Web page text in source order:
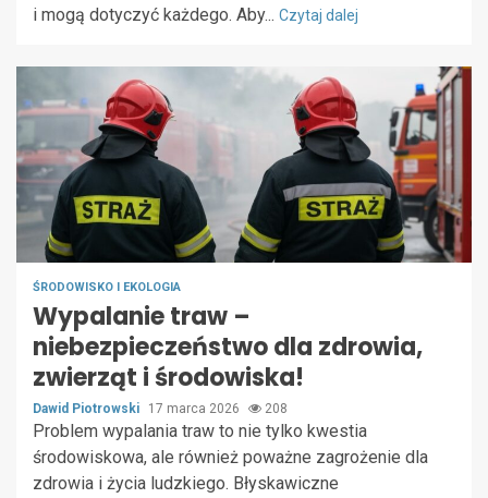
i mogą dotyczyć każdego. Aby... Czytaj dalej
ŚRODOWISKO I EKOLOGIA
Wypalanie traw –
niebezpieczeństwo dla zdrowia,
zwierząt i środowiska!
Dawid Piotrowski 17 marca 2026 208
Problem wypalania traw to nie tylko kwestia
środowiskowa, ale również poważne zagrożenie dla
zdrowia i życia ludzkiego. Błyskawiczne